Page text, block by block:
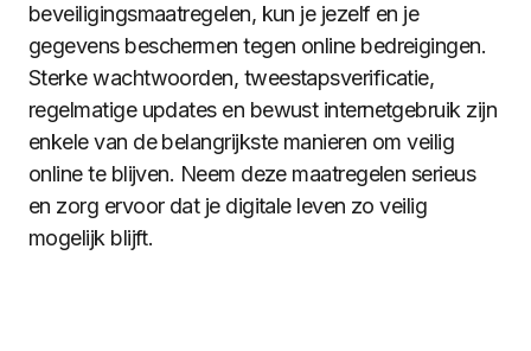
beveiligingsmaatregelen, kun je jezelf en je
gegevens beschermen tegen online bedreigingen.
Sterke wachtwoorden, tweestapsverificatie,
regelmatige updates en bewust internetgebruik zijn
enkele van de belangrijkste manieren om veilig
online te blijven. Neem deze maatregelen serieus
en zorg ervoor dat je digitale leven zo veilig
mogelijk blijft.